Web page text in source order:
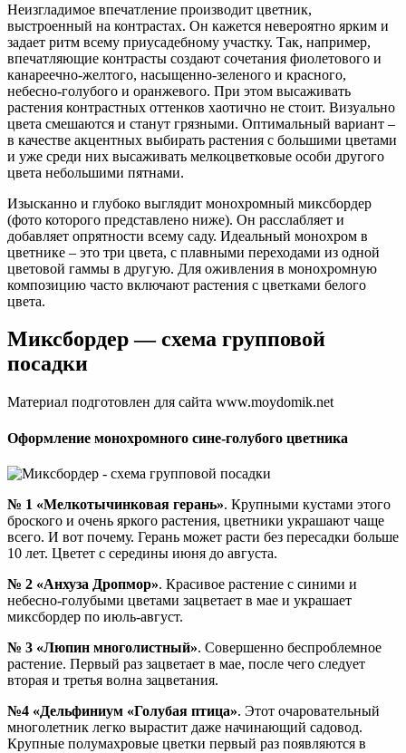
Неизгладимое впечатление производит цветник,
выстроенный на контрастах. Он кажется невероятно ярким и
задает ритм всему приусадебному участку. Так, например,
впечатляющие контрасты создают сочетания фиолетового и
канареечно-желтого, насыщенно-зеленого и красного,
небесно-голубого и оранжевого. При этом высаживать
растения контрастных оттенков хаотично не стоит. Визуально
цвета смешаются и станут грязными. Оптимальный вариант –
в качестве акцентных выбирать растения с большими цветами
и уже среди них высаживать мелкоцветковые особи другого
цвета небольшими пятнами.
Изысканно и глубоко выглядит монохромный миксбордер
(фото которого представлено ниже). Он расслабляет и
добавляет опрятности всему саду. Идеальный монохром в
цветнике – это три цвета, с плавными переходами из одной
цветовой гаммы в другую. Для оживления в монохромную
композицию часто включают растения с цветками белого
цвета.
Миксбордер — схема групповой
посадки
Материал подготовлен для сайта www.moydomik.net
Оформление монохромного сине-голубого цветника
№ 1 «Мелкотычинковая герань». Крупными кустами этого
броского и очень яркого растения, цветники украшают чаще
всего. И вот почему. Герань может расти без пересадки больше
10 лет. Цветет с середины июня до августа.
№ 2 «Анхуза Дропмор». Красивое растение с синими и
небесно-голубыми цветами зацветает в мае и украшает
миксбордер по июль-август.
№ 3 «Люпин многолистный». Совершенно беспроблемное
растение. Первый раз зацветает в мае, после чего следует
вторая и третья волна зацветания.
№4 «Дельфиниум «Голубая птица». Этот очаровательный
многолетник легко вырастит даже начинающий садовод.
Крупные полумахровые цветки первый раз появляются в